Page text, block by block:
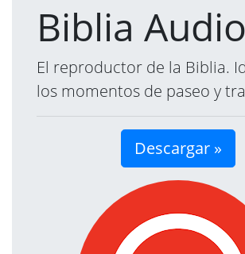
Biblia Audio
El reproductor de la Biblia.
los momentos de paseo y
Descargar »